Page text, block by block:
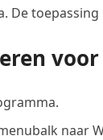
De
voor
naar